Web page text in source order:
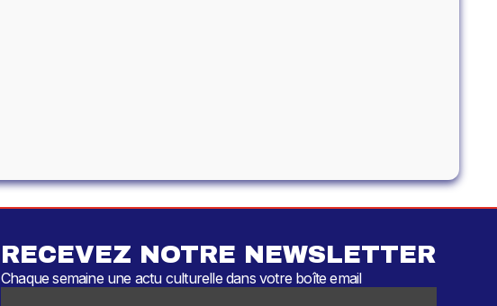
RECEVEZ NOTRE NEWSLETTER
Chaque semaine une actu culturelle dans votre boîte email